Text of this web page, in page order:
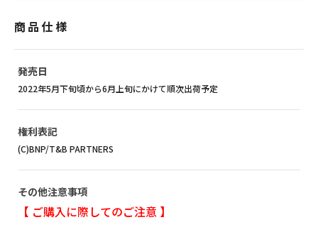
商品仕様
発売日
2022年5月下旬頃から6月上旬にかけて順次出荷予定
権利表記
(C)BNP/T&B PARTNERS
その他注意事項
【 ご購入に際してのご注意 】